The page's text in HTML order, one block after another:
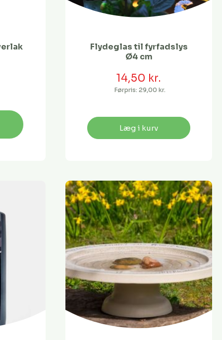
Flydeglas til fyrfadslys
Ø4 cm
14,50 kr.
Førpris: 29,00 kr.
Læg i kurv